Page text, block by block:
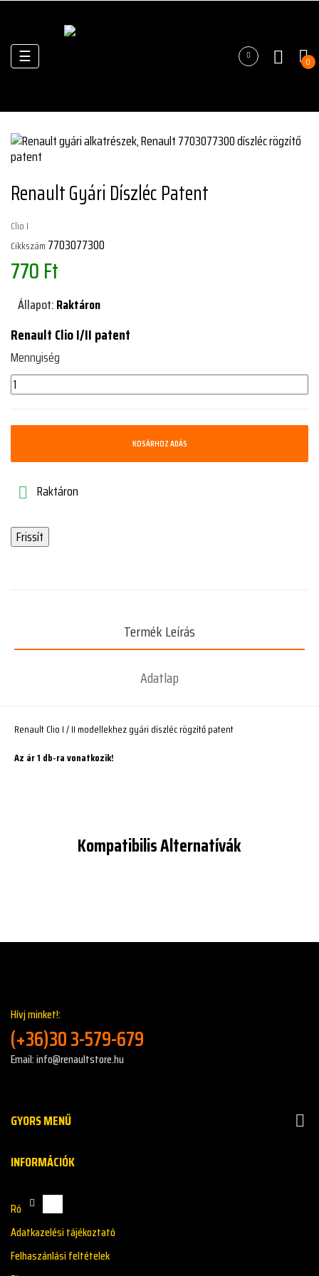
Váltás
a
☰ 0
Renault Gyári Díszléc Patent
Clio I
Cikkszám 7703077300
770 Ft
Állapot:Raktáron
Renault Clio I/II patent
Mennyiség
KOSÁRHOZ ADÁS
 Raktáron
Termék Leírás
Adatlap
Renault Clio I / II modellekhez gyári díszléc rögzítő patent
Az ár 1 db-ra vonatkozik!
Kompatibilis Alternatívák
Hívj minket!:
(+36)30 3-579-679
Email: info@renaultstore.hu
GYORS MENŰ 
INFORMÁCIÓK
Rólunk
Adatkazelési tájékoztató
Felhaszánlási feltételek